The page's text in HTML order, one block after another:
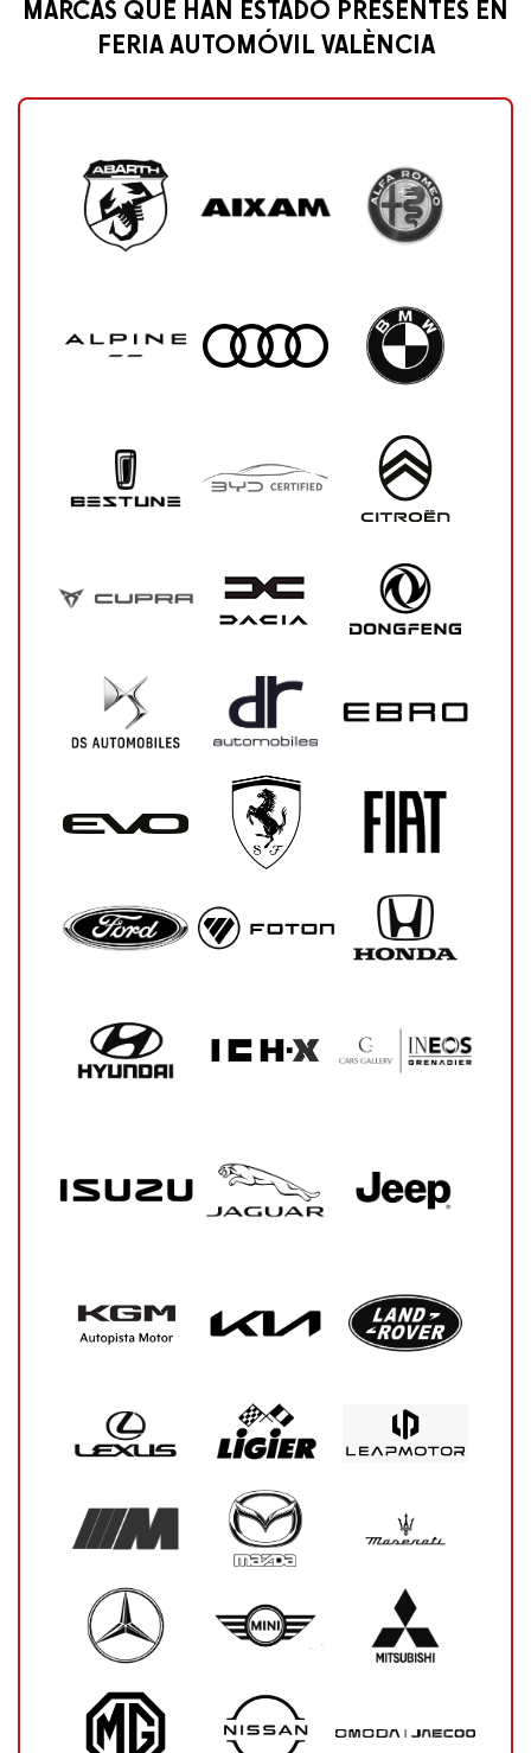
MARCAS QUE HAN ESTADO PRESENTES EN
FERIA AUTOMÓVIL VALÈNCIA